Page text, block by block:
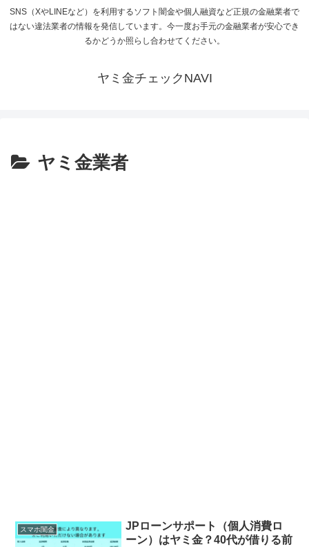
SNS（XやLINEなど）を利用するソフト闇金や個人融資など正規の金融業者で
はない違法業者の情報を発信しています。今一度お手元の金融業者が安心でき
るかどうか照らし合わせてください。
ヤミ金チェックNAVI
ヤミ金業者
スマホ闇金
JPローンサポート（個人消費ロ
ーン）はヤミ金？40代が借りる前